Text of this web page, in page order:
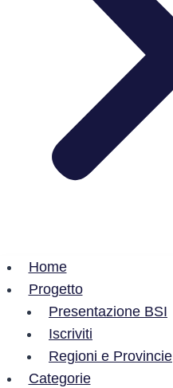
Home
Progetto
Presentazione BSI
Iscriviti
Regioni e Provincie
Categorie